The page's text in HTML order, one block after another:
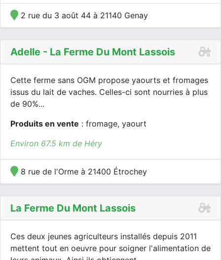
2 rue du 3 août 44 à 21140 Genay
Adelle - La Ferme Du Mont Lassois
Cette ferme sans OGM propose yaourts et fromages
issus du lait de vaches. Celles-ci sont nourries à plus
de 90%...
Produits en vente : fromage, yaourt
Environ 67.5 km de Héry
8 rue de l'Orme à 21400 Étrochey
La Ferme Du Mont Lassois
Ces deux jeunes agriculteurs installés depuis 2011
mettent tout en oeuvre pour soigner l'alimentation de